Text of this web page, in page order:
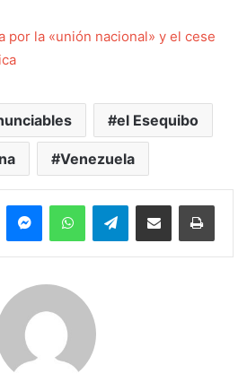
por la «unión nacional» y el cese
el Esequibo
Venezuela
MessengerWhatsAppTelegramCompartir por correo electrónico